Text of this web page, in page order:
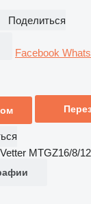
Поделиться
Facebook